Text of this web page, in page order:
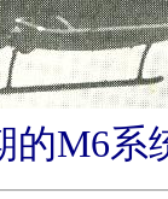
的M6系